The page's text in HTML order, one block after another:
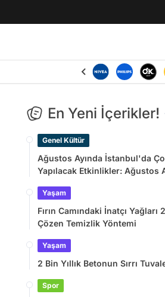
En Yeni İçerikler!
Genel Kültür
Ağustos Ayında İstanbul'da
Yapılacak Etkinlikler: Ağustos
Yaşam
Fırın Camındaki İnatçı Yağları
Çözen Temizlik Yöntemi
Yaşam
2 Bin Yıllık Betonun Sırrı
Spor